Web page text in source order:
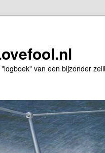
van een bijzonder